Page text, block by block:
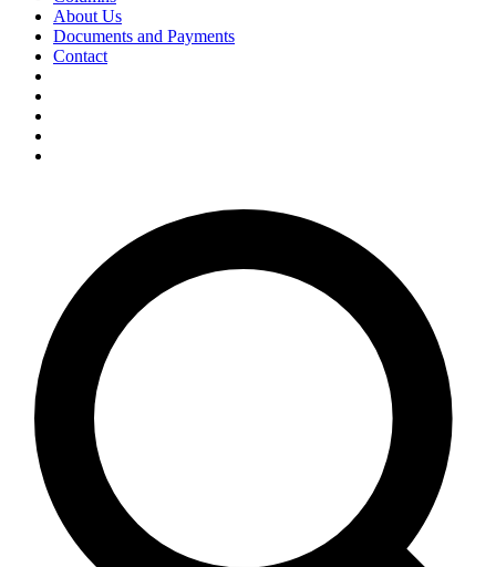
About Us
Documents and Payments
Contact